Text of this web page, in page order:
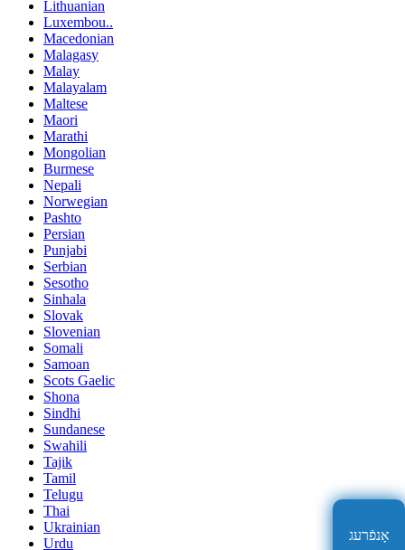
אָנפֿרעג
Lithuanian
Luxembou..
Macedonian
Malagasy
Malay
Malayalam
Maltese
Maori
Marathi
Mongolian
Burmese
Nepali
Norwegian
Pashto
Persian
Punjabi
Serbian
Sesotho
Sinhala
Slovak
Slovenian
Somali
Samoan
Scots Gaelic
Shona
Sindhi
Sundanese
Swahili
Tajik
Tamil
Telugu
Thai
Ukrainian
Urdu